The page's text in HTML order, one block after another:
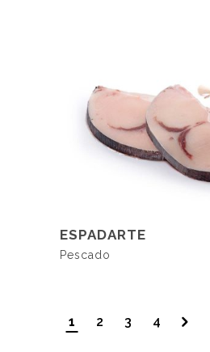
ESPADARTE
Pescado
1 2 3 4